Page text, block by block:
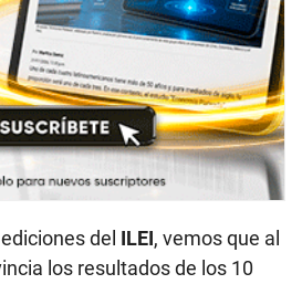
del ILEI, vemos que al
los resultados de los 10